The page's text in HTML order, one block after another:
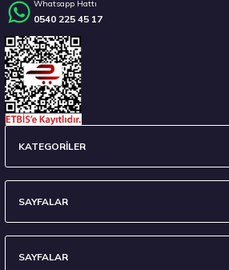
Stokta 2 Adet
Whatsapp Hattı
0540 225 45 17
KATEGORİLER
SAYFALAR
SAYFALAR